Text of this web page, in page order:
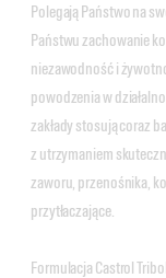
Polegają Państwo na
Państwu zachowanie
niezawodność i
powodzenia w
zakłady stosują coraz
z utrzymaniem
zaworu, przenośnika,
przytłaczające.
Formulacja Castrol